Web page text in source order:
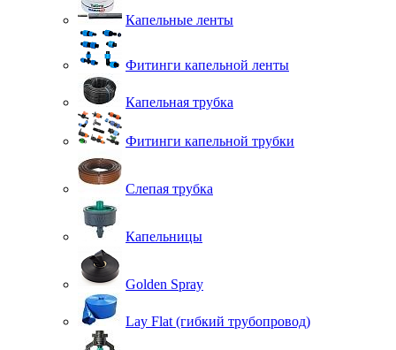
Капельные ленты
Фитинги капельной ленты
Капельная трубка
Фитинги капельной трубки
Слепая трубка
Капельницы
Golden Spray
Lay Flat (гибкий трубопровод)